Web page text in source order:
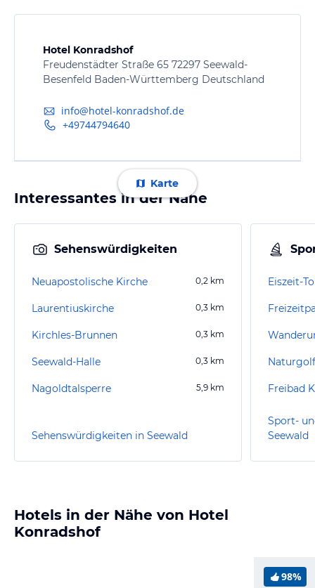
Hotel Konradshof
Freudenstädter Straße 65 72297 Seewald-
Besenfeld Baden-Württemberg Deutschland
info@hotel-konradshof.de
+49744794640
Karte
Interessantes in der Nähe
Sehenswürdigkeiten
Neuapostolische Kirche 0,2 km
Laurentiuskirche 0,3 km
Kirchles-Brunnen 0,3 km
Seewald-Halle 0,3 km
Nagoldtalsperre 5,9 km
Sehenswürdigkeiten in Seewald
Eiszeit-
Freibad
Sport-
Seewald
Hotels in der Nähe von Hotel
Konradshof
98%